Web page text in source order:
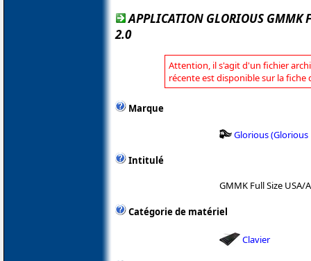
APPLICATION GLORIOUS GMMK
2.0
Attention, il s'agit d'un fichier
récente est disponible sur la fiche
Marque
Glorious (Glorious
Intitulé
GMMK Full Size USA/
Catégorie de matériel
Clavier